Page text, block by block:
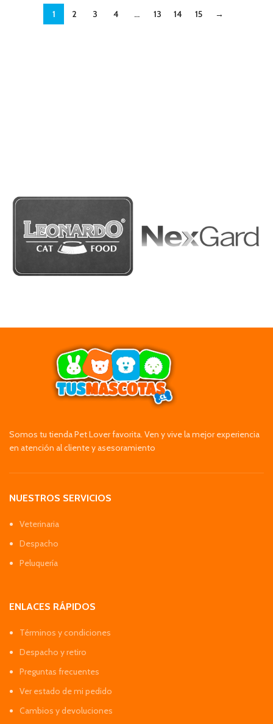
1 2 3 4 … 13 14 15 →
Somos tu tienda Pet Lover favorita. Ven y vive la mejor experiencia
en atención al cliente y asesoramiento
NUESTROS SERVICIOS
Veterinaria
Despacho
Peluquería
ENLACES RÁPIDOS
Términos y condiciones
Despacho y retiro
Preguntas frecuentes
Ver estado de mi pedido
Cambios y devoluciones